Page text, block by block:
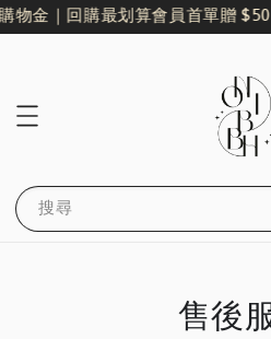
金｜回購最划算會員首單贈 $50
搜尋
售後